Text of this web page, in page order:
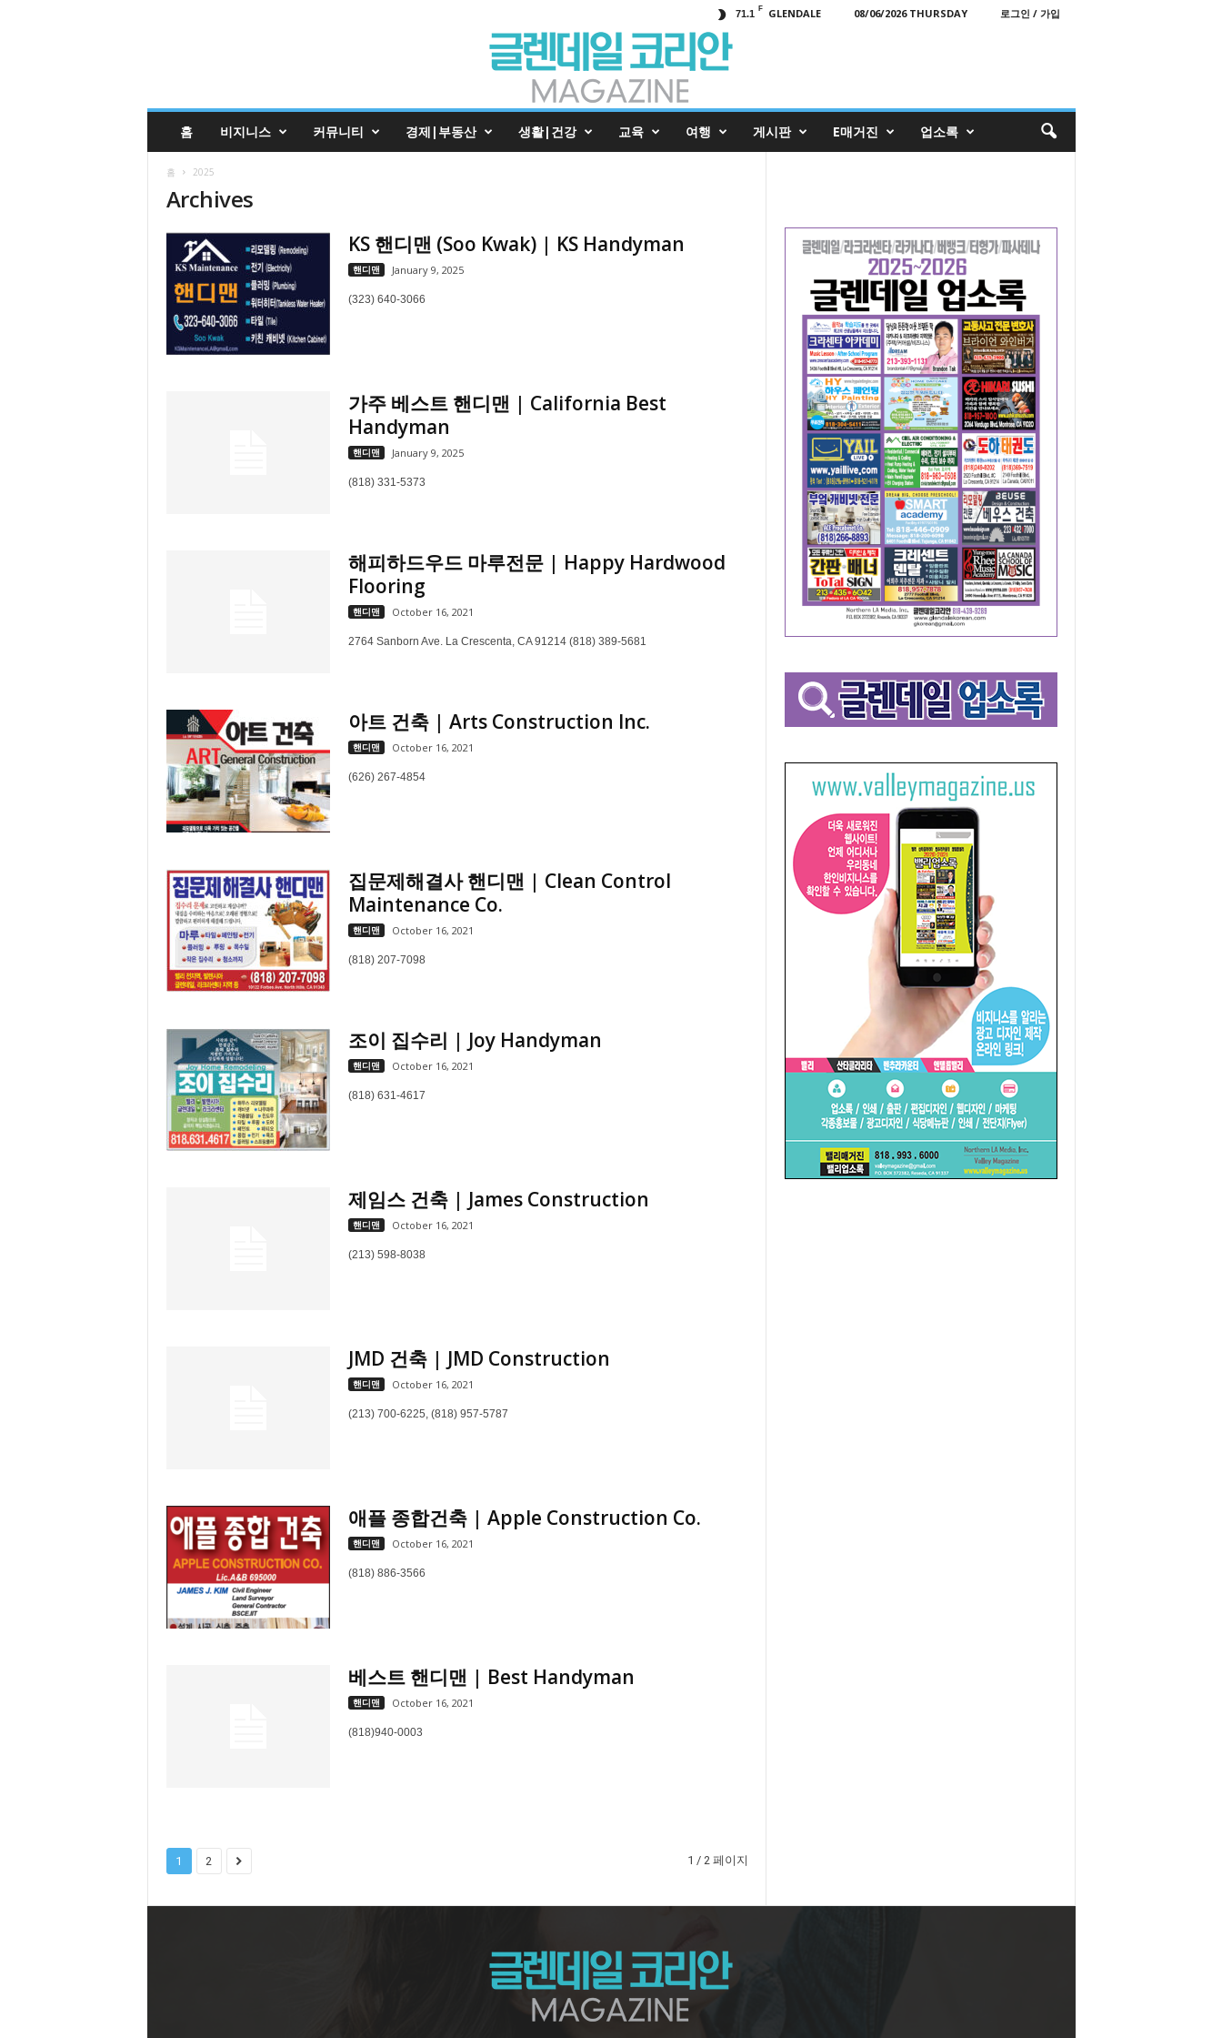
71.1 F GLENDALE 08/06/2026 THURSDAY 로그인 / 가입
데
홈 비지니스 커뮤니티 경제|부동산 생활|건강 교육 여행 게시판 E매거진 업소록
홈 2025
Archives
KS 핸디맨 (Soo Kwak) | KS Handyman
핸디맨 January 9, 2025
(323) 640-3066
가주 베스트 핸디맨 | California Best
Handyman
핸디맨 January 9, 2025
(818) 331-5373
해피하드우드 마루전문 | Happy Hardwood
Flooring
핸디맨 October 16, 2021
2764 Sanborn Ave. La Crescenta, CA 91214 (818) 389-5681
아트 건축 | Arts Construction Inc.
핸디맨 October 16, 2021
(626) 267-4854
집문제해결사 핸디맨 | Clean Control
Maintenance Co.
핸디맨 October 16, 2021
(818) 207-7098
조이 집수리 | Joy Handyman
핸디맨 October 16, 2021
(818) 631-4617
제임스 건축 | James Construction
핸디맨 October 16, 2021
(213) 598-8038
JMD 건축 | JMD Construction
핸디맨 October 16, 2021
(213) 700-6225, (818) 957-5787
애플 종합건축 | Apple Construction Co.
핸디맨 October 16, 2021
(818) 886-3566
베스트 핸디맨 | Best Handyman
핸디맨 October 16, 2021
(818)940-0003
1 2 1 / 2 페이지